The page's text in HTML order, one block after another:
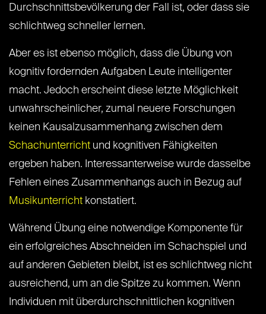
Durchschnittsbevölkerung der Fall ist, oder dass sie
schlichtweg schneller lernen.
Aber es ist ebenso möglich, dass die Übung von
kognitiv fordernden Aufgaben Leute intelligenter
macht. Jedoch erscheint diese letzte Möglichkeit
unwahrscheinlicher, zumal neuere Forschungen
keinen Kausalzusammenhang zwischen dem
Schachunterricht und kognitiven Fähigkeiten
ergeben haben. Interessanterweise wurde dasselbe
Fehlen eines Zusammenhangs auch in Bezug auf
Musikunterricht konstatiert.
Während Übung eine notwendige Komponente für
ein erfolgreiches Abschneiden im Schachspiel und
auf anderen Gebieten bleibt, ist es schlichtweg nicht
ausreichend, um an die Spitze zu kommen. Wenn
Individuen mit überdurchschnittlichen kognitiven